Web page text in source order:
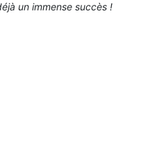
un immense succès !